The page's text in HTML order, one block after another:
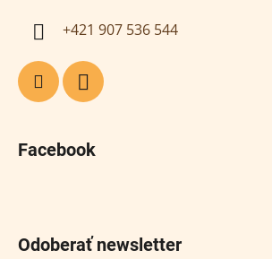
+421 907 536 544
Facebook
Odoberať newsletter